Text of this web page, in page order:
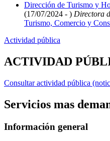
Dirección de Turismo y
(17/07/2024 - ) Directora
Turismo, Comercio y
Actividad pública
ACTIVIDAD
Consultar actividad pública
Servicios mas
Información general